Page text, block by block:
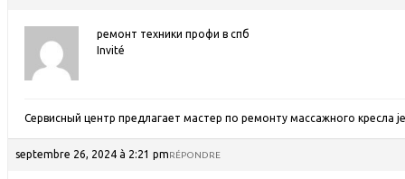
ремонт техники профи в спб
Invité
Сервисный центр предлагает мастер по ремонту массажного кресла
septembre 26, 2024 à 2:21 pmRÉPONDRE